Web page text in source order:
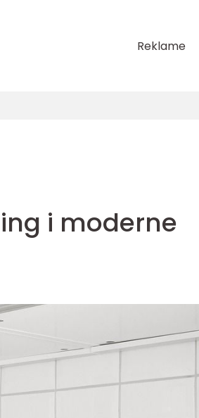
Reklame
i moderne